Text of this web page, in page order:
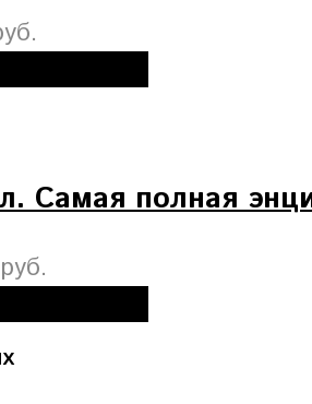
Самая полная